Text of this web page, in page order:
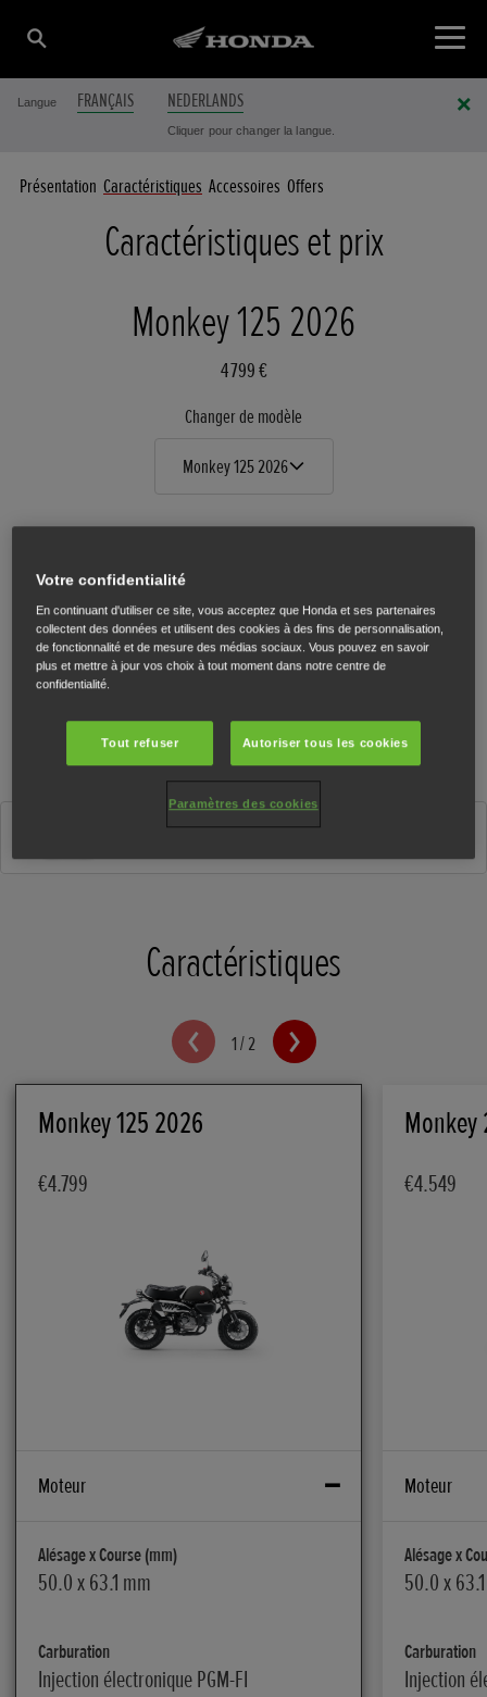
Langue FRANÇAIS NEDERLANDS
Cliquer pour changer la langue.
Présentation Caractéristiques Accessoires Offers
Caractéristiques et prix
Monkey 125 2026
4 799 €
Changer de modèle
Monkey 125 2026
Caractéristiques
1/2
Monkey 125 2026
€4.799
Moteur
Alésage x Course (mm)
50.0 x 63.1 mm
Carburation
Injection électronique PGM-FI
Monkey
€4.549
Moteur
Alésage x
50.0 x
Carburation
Injection
Votre confidentialité
En continuant d'utiliser ce site, vous acceptez que Honda et ses partenaires
collectent des données et utilisent des cookies à des fins de personnalisation,
de fonctionnalité et de mesure des médias sociaux. Vous pouvez en savoir
plus et mettre à jour vos choix à tout moment dans notre centre de
confidentialité.
Tout refuser Autoriser tous les cookies
Paramètres des cookies